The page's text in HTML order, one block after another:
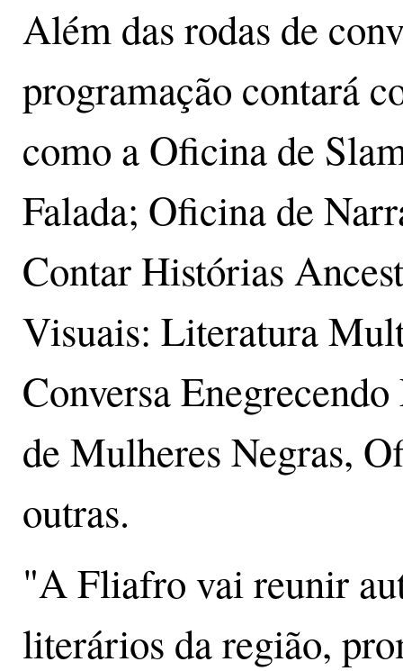
Além das rodas de
programação contará
como a Oficina de
Falada; Oficina de
Contar Histórias
Visuais: Literatura
Conversa
de Mulheres Negras,
outras.
"A Fliafro vai reunir
literários da região,